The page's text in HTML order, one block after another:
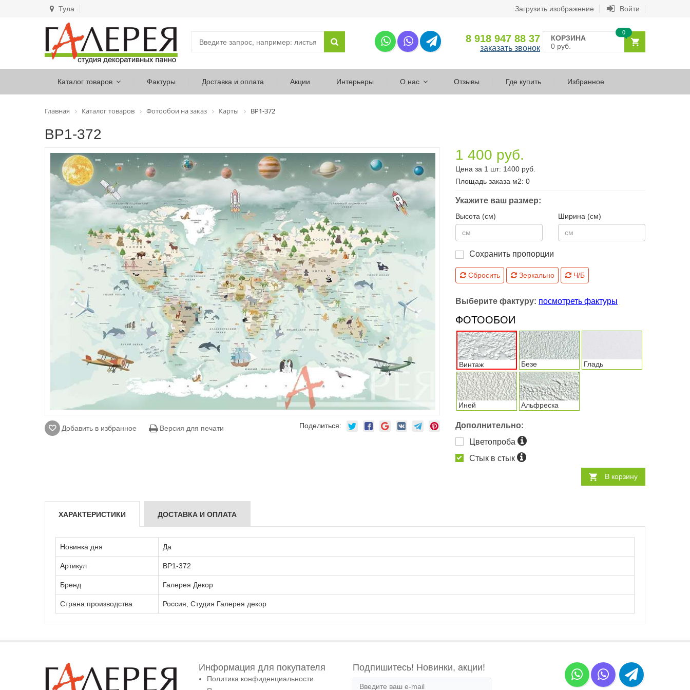
Тула Загрузить изображение Войти
8 918 947 88 37
заказать звонок
КОРЗИНА
0 руб.
0
Каталог товаров Фактуры Доставка и оплата Акции Интерьеры О нас Отзывы Где купить Избранное
Главная Каталог товаров Фотообои на заказ Карты ВР1-372
ВР1-372
Добавить в избранное Версия для печати Поделиться:
1 400 руб.
Цена за 1 шт: 1400 руб.
Площадь заказа м2: 0
Укажите ваш размер:
Высота (см) Ширина (см)
Сохранить пропорции
Сбросить Зеркально Ч/Б
Выберите фактуру: посмотреть фактуры
ФОТООБОИ
Винтаж Безе Гладь
Иней Альфреска
Дополнительно:
Цветопроба
Стык в стык
В корзину
ХАРАКТЕРИСТИКИ ДОСТАВКА И ОПЛАТА
Новинка дня Да
Артикул ВР1-372
Бренд Галерея Декор
Страна производства Россия, Студия Галерея декор
Информация для покупателя
Политика конфиденциальности
Подпишитесь! Новинки, акции!